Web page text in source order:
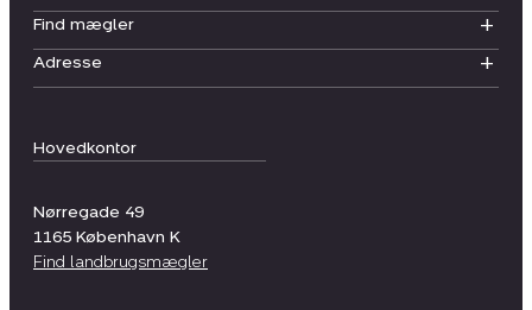
Hovedkontor
Nørregade 49
1165 København K
Find landbrugsmægler
Find mægler
Adresse